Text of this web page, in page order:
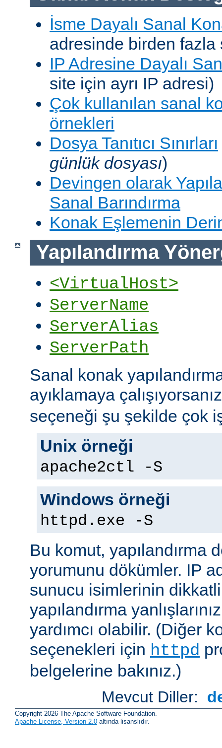
İsme Dayalı Sanal
adresinde birden fazla
IP Adresine Dayalı
site için ayrı IP adresi)
Çok kullanılan sanal
örnekleri
Dosya Tanıtıcı Sınırları
günlük dosyası)
Devingen olarak
Sanal Barındırma
Konak Eşlemenin
Yapılandırma
<VirtualHost>
ServerName
ServerAlias
ServerPath
Sanal konak
ayıklamaya
seçeneği şu şekilde çok
Unix örneği
apache2ctl -S
Windows örneği
httpd.exe -S
Bu komut, yapılandırma
yorumunu dökümler. IP
sunucu isimlerinin
yapılandırma
yardımcı olabilir. (Diğer
seçenekleri için httpd
belgelerine bakınız.)
Mevcut Diller:
Copyright 2026 The Apache Software Foundation.
Apache License, Version 2.0 altında lisanslıdır.